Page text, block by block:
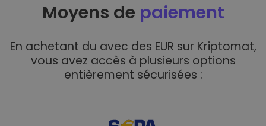
Moyens de paiement
En achetant du avec des EUR sur Kriptomat,
vous avez accès à plusieurs options
entièrement sécurisées :